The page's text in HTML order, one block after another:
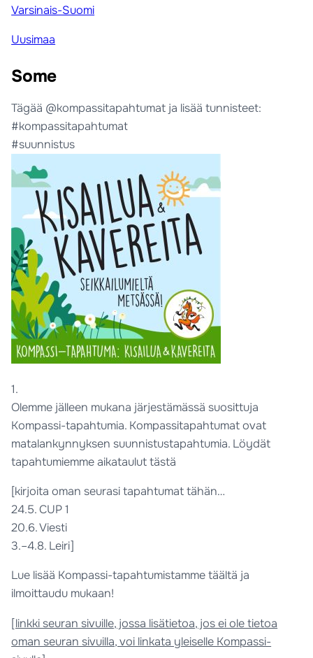
Varsinais-Suomi
Uusimaa
Some
Tägää @kompassitapahtumat ja lisää tunnisteet:
#kompassitapahtumat
#suunnistus
1.
Olemme jälleen mukana järjestämässä suosittuja
Kompassi-tapahtumia. Kompassitapahtumat ovat
matalankynnyksen suunnistustapahtumia. Löydät
tapahtumiemme aikataulut tästä
[kirjoita oman seurasi tapahtumat tähän…
24.5. CUP 1
20.6. Viesti
3.–4.8. Leiri]
Lue lisää Kompassi-tapahtumistamme täältä ja
ilmoittaudu mukaan!
[linkki seuran sivuille, jossa lisätietoa, jos ei ole tietoa
oman seuran sivuilla, voi linkata yleiselle Kompassi-